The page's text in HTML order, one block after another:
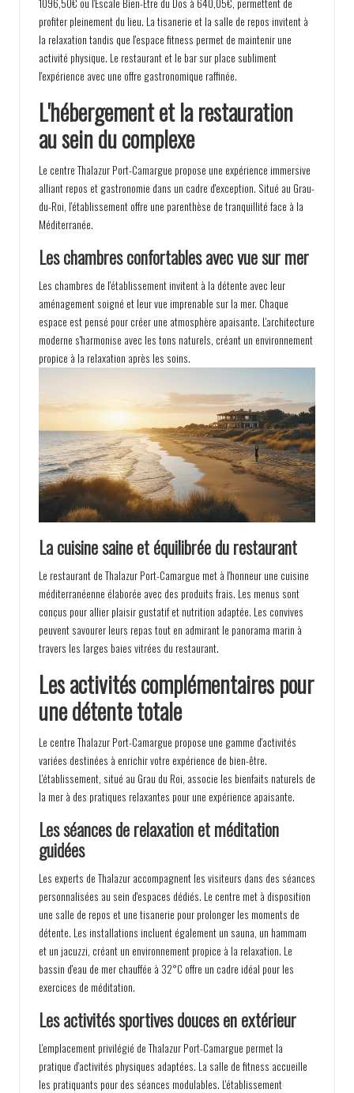
profiter pleinement du lieu. La tisanerie et la salle de repos invitent à
la relaxation tandis que l'espace fitness permet de maintenir une
activité physique. Le restaurant et le bar sur place subliment
l'expérience avec une offre gastronomique raffinée.
L'hébergement et la restauration
au sein du complexe
Le centre Thalazur Port-Camargue propose une expérience immersive
alliant repos et gastronomie dans un cadre d'exception. Situé au Grau-
du-Roi, l'établissement offre une parenthèse de tranquillité face à la
Méditerranée.
Les chambres confortables avec vue sur mer
Les chambres de l'établissement invitent à la détente avec leur
aménagement soigné et leur vue imprenable sur la mer. Chaque
espace est pensé pour créer une atmosphère apaisante. L'architecture
moderne s'harmonise avec les tons naturels, créant un environnement
propice à la relaxation après les soins.
La cuisine saine et équilibrée du restaurant
Le restaurant de Thalazur Port-Camargue met à l'honneur une cuisine
méditerranéenne élaborée avec des produits frais. Les menus sont
conçus pour allier plaisir gustatif et nutrition adaptée. Les convives
peuvent savourer leurs repas tout en admirant le panorama marin à
travers les larges baies vitrées du restaurant.
Les activités complémentaires pour
une détente totale
Le centre Thalazur Port-Camargue propose une gamme d'activités
variées destinées à enrichir votre expérience de bien-être.
L'établissement, situé au Grau du Roi, associe les bienfaits naturels de
la mer à des pratiques relaxantes pour une expérience apaisante.
Les séances de relaxation et méditation
guidées
Les experts de Thalazur accompagnent les visiteurs dans des séances
personnalisées au sein d'espaces dédiés. Le centre met à disposition
une salle de repos et une tisanerie pour prolonger les moments de
détente. Les installations incluent également un sauna, un hammam
et un jacuzzi, créant un environnement propice à la relaxation. Le
bassin d'eau de mer chauffée à 32°C offre un cadre idéal pour les
exercices de méditation.
Les activités sportives douces en extérieur
L'emplacement privilégié de Thalazur Port-Camargue permet la
pratique d'activités physiques adaptées. La salle de fitness accueille
les pratiquants pour des séances modulables. L'établissement